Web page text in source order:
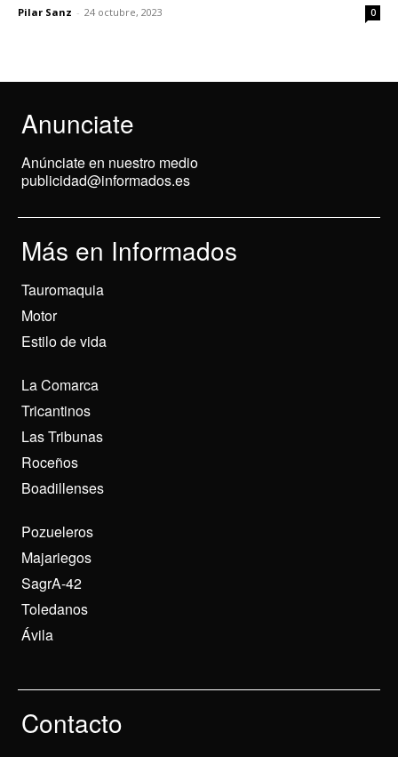
Pilar Sanz - 24 octubre, 2023 0
Anunciate
Anúnciate en nuestro medio
publicidad@informados.es
Más en Informados
Tauromaquia
Motor
Estilo de vida
La Comarca
Tricantinos
Las Tribunas
Roceños
Boadillenses
Pozueleros
Majariegos
SagrA-42
Toledanos
Ávila
Contacto